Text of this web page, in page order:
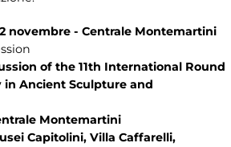
novembre - Centrale Montemartini
of the 11th International Round
in Ancient Sculpture and
Montemartini
Capitolini, Villa Caffarelli,